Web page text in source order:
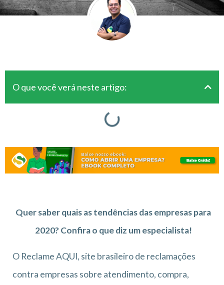
O que você verá neste artigo:
Quer saber quais as tendências das empresas para
2020? Confira o que diz um especialista!
O Reclame AQUI, site brasileiro de reclamações
contra empresas sobre atendimento, compra,